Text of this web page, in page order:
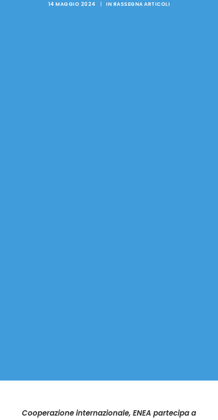
14 MAGGIO 2024 | IN RASSEGNA ARTICOLI
Cooperazione internazionale, ENEA partecipa a